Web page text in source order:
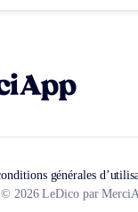
générales
© 2026 LeDico par